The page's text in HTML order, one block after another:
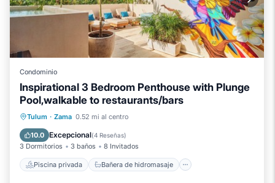
Condominio
Inspirational 3 Bedroom Penthouse with Plunge
Pool,walkable to restaurants/bars
Tulum · Zama 0.52 mi al centro
10.0 Excepcional(4 Reseñas)
3 Dormitorios 3 baños 8 Invitados
Piscina privada Bañera de hidromasaje
Piscina privada
Aparcamiento